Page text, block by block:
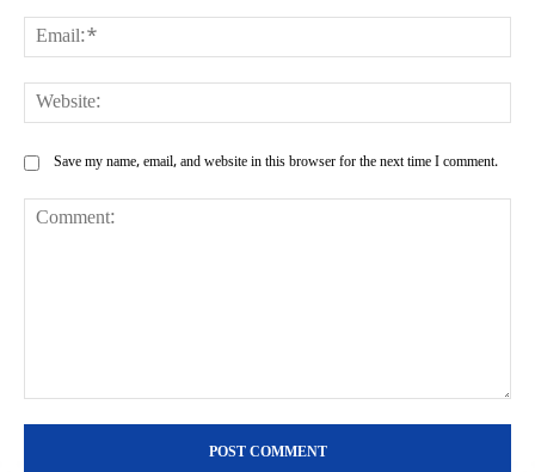
Save my name, email, and website in this browser for the next time I comment.